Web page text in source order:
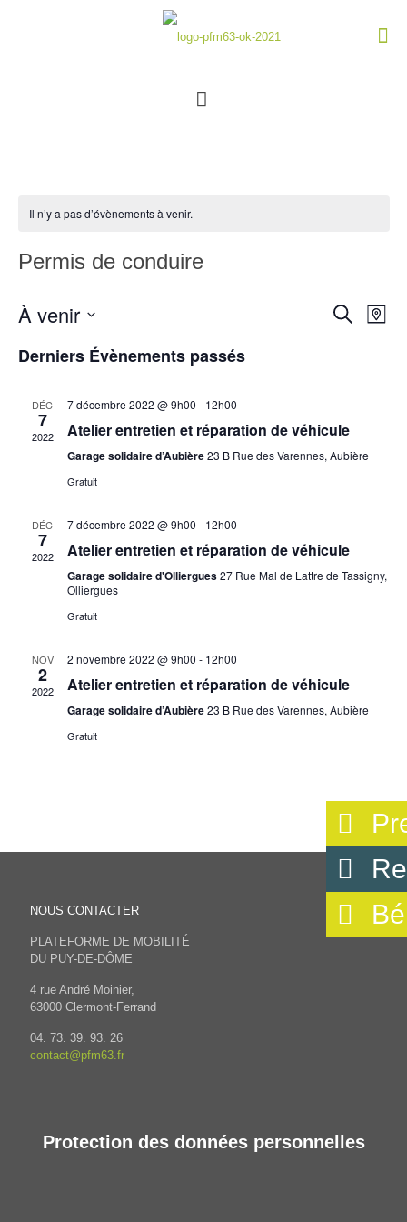
Il n’y a pas d’évènements à venir.
Permis de conduire
Recherche
de
Map
À venir
date.
Derniers Évènements passés
DÉC
7
2022
7 décembre 2022 @ 9h00 - 12h00
Atelier entretien et réparation de véhicule
Garage solidaire d’Aubière23 B Rue des Varennes, Aubière
Gratuit
DÉC
7
2022
7 décembre 2022 @ 9h00 - 12h00
Atelier entretien et réparation de véhicule
Garage solidaire d'Olliergues27 Rue Mal de Lattre de Tassigny,
Olliergues
Gratuit
NOV
2
2022
2 novembre 2022 @ 9h00 - 12h00
Atelier entretien et réparation de véhicule
Garage solidaire d’Aubière23 B Rue des Varennes, Aubière
Gratuit
NOUS CONTACTER
PLATEFORME DE MOBILITÉ
DU PUY-DE-DÔME
4 rue André Moinier,
63000 Clermont-Ferrand
04. 73. 39. 93. 26
contact@pfm63.fr
Protection des données personnelles